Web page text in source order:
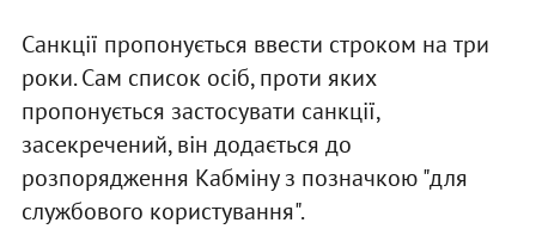
Санкції пропонується ввести строком на три
роки. Сам список осіб, проти яких
пропонується застосувати санкції,
засекречений, він додається до
розпорядження Кабміну з позначкою "для
службового користування".